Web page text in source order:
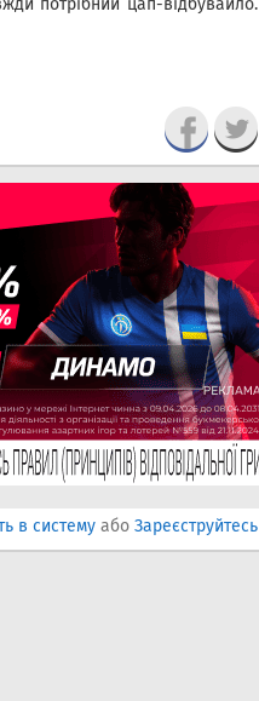
потрібний цап-відбувайло.
в систему або Зареєструйтесь